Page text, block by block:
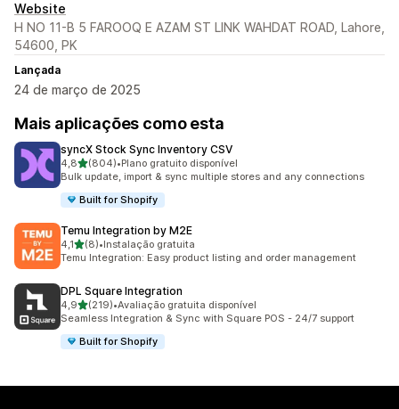
Website
H NO 11-B 5 FAROOQ E AZAM ST LINK WAHDAT ROAD, Lahore,
54600, PK
Lançada
24 de março de 2025
Mais aplicações como esta
syncX Stock Sync Inventory CSV
4,8de 5 estrelas
(804)
804 total de avaliações
•Plano gratuito disponível
Bulk update, import & sync multiple stores and any connections
Built for Shopify
Temu Integration by M2E
4,1de 5 estrelas
(8)
8 total de avaliações
•Instalação gratuita
Temu Integration: Easy product listing and order management
DPL Square Integration
4,9de 5 estrelas
(219)
219 total de avaliações
•Avaliação gratuita disponível
Seamless Integration & Sync with Square POS - 24/7 support
Built for Shopify